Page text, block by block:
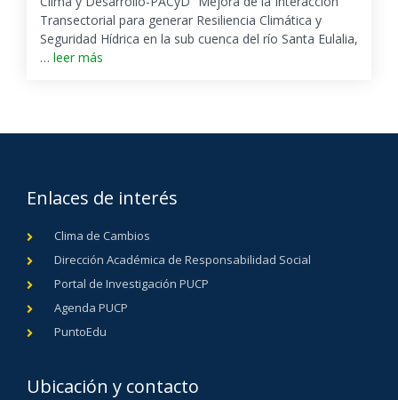
Transectorial para generar Resiliencia Climática y
Seguridad Hídrica en la sub cuenca del río Santa Eulalia,
… leer más
Enlaces de interés
Clima de Cambios
Dirección Académica de Responsabilidad Social
Portal de Investigación PUCP
Agenda PUCP
PuntoEdu
Ubicación y contacto